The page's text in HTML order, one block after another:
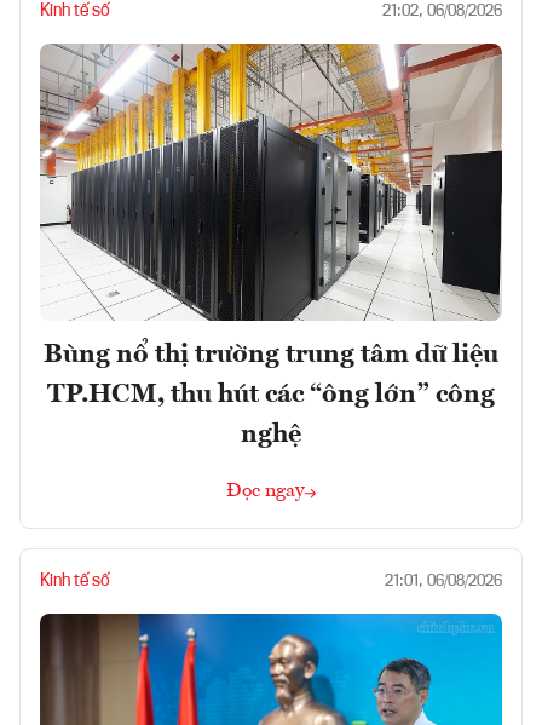
Kinh tế số 21:02, 06/08/2026
Bùng nổ thị trường trung tâm dữ liệu
TP.HCM, thu hút các “ông lớn” công
nghệ
Đọc ngay
Kinh tế số 21:01, 06/08/2026